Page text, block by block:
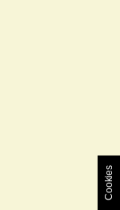
Cookies